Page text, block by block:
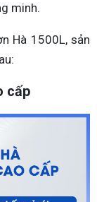
minh.
Hà 1500L, sản
cấp